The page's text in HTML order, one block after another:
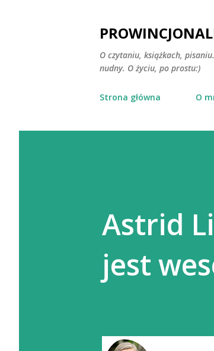
O czytaniu, książkach,
nudny. O życiu, po prostu:)
Strona główna O
Astrid
jest